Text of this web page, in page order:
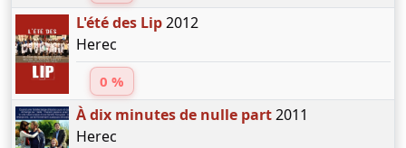
L'été des Lip2012
Herec
0 %
À dix minutes de nulle part2011
Herec